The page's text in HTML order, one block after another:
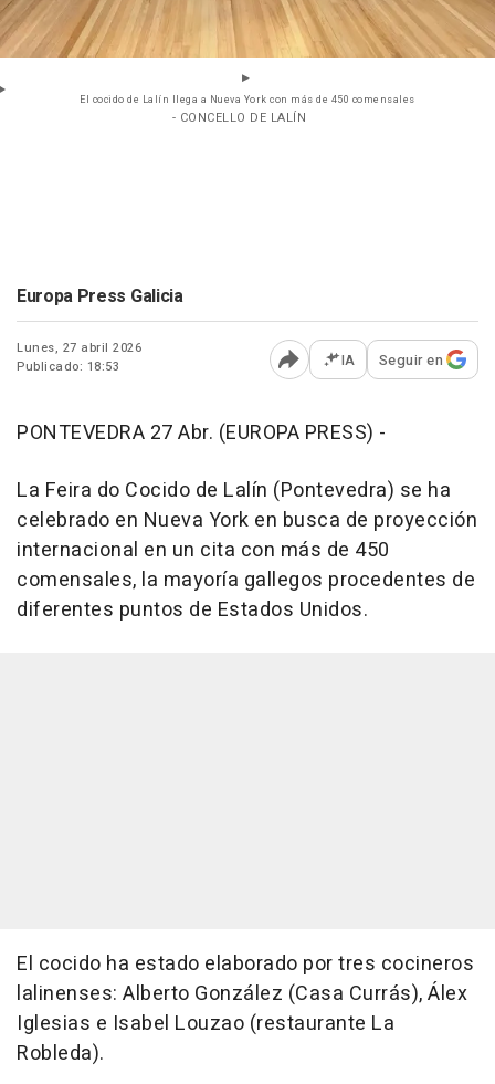
El cocido de Lalín llega a Nueva York con más de 450 comensales
- CONCELLO DE LALÍN
Europa Press Galicia
Lunes, 27 abril 2026
Publicado: 18:53
Abrir opciones para
IA Seguir en
PONTEVEDRA 27 Abr. (EUROPA PRESS) -
La Feira do Cocido de Lalín (Pontevedra) se ha
celebrado en Nueva York en busca de proyección
internacional en un cita con más de 450
comensales, la mayoría gallegos procedentes de
diferentes puntos de Estados Unidos.
El cocido ha estado elaborado por tres cocineros
lalinenses: Alberto González (Casa Currás), Álex
Iglesias e Isabel Louzao (restaurante La
Robleda).